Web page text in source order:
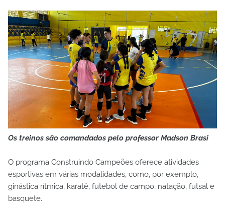
Os treinos são comandados pelo professor Madson Brasi
O programa Construindo Campeões oferece atividades
esportivas em várias modalidades, como, por exemplo,
ginástica rítmica, karatê, futebol de campo, natação, futsal e
basquete.